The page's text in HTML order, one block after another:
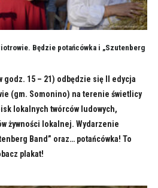
Będzie potańcówka i „Szutenberg
godz. 15 – 21) odbędzie się II edycja
(gm. Somonino) na terenie świetlicy
lokalnych twórców ludowych,
żywności lokalnej. Wydarzenie
Band” oraz… potańcówka! To
plakat!